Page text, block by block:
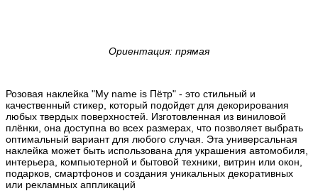
Ориентация: прямая
Розовая наклейка "My name is Пётр" - это стильный и
качественный стикер, который подойдет для декорирования
любых твердых поверхностей. Изготовленная из виниловой
плёнки, она доступна во всех размерах, что позволяет выбрать
оптимальный вариант для любого случая. Эта универсальная
наклейка может быть использована для украшения автомобиля,
интерьера, компьютерной и бытовой техники, витрин или окон,
подарков, смартфонов и создания уникальных декоративных
или рекламных аппликаций